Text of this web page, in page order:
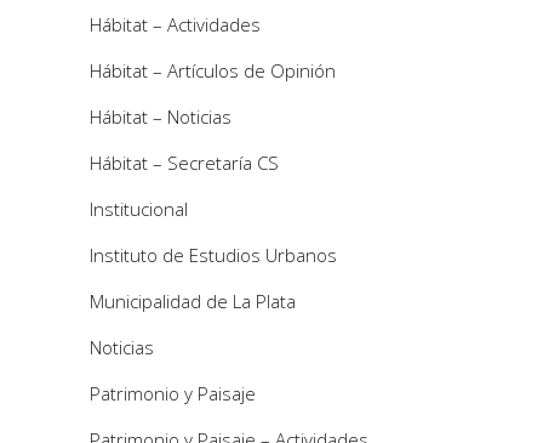
Hábitat – Actividades
Hábitat – Artículos de Opinión
Hábitat – Noticias
Hábitat – Secretaría CS
Institucional
Instituto de Estudios Urbanos
Municipalidad de La Plata
Noticias
Patrimonio y Paisaje